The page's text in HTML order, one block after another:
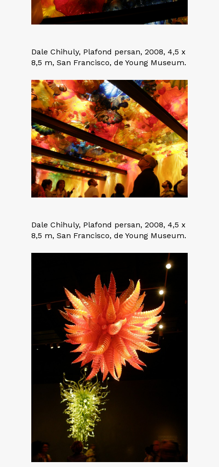
Dale Chihuly, Plafond persan, 2008, 4,5 x
8,5 m, San Francisco, de Young Museum.
Dale Chihuly, Plafond persan, 2008, 4,5 x
8,5 m, San Francisco, de Young Museum.